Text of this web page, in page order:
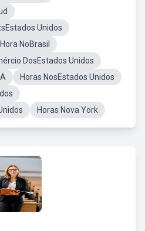
Unidos
Hora NoBrasil
DosEstados Unidos
Horas NosEstados Unidos
Horas Nova York